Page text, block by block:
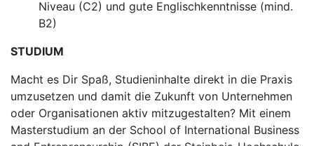
Niveau (C2) und gute Englischkenntnisse (mind.
B2)
STUDIUM
Macht es Dir Spaß, Studieninhalte direkt in die Praxis
umzusetzen und damit die Zukunft von Unternehmen
oder Organisationen aktiv mitzugestalten? Mit einem
Masterstudium an der School of International Business